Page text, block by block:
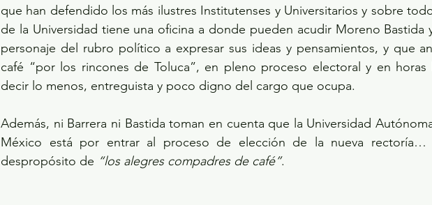
que han defendido los más ilustres Institutenses y Universitarios y sobre
de la Universidad tiene una oficina a donde pueden acudir Moreno Bastida
personaje del rubro político a expresar sus ideas y pensamientos, y que
café “por los rincones de Toluca”, en pleno proceso electoral y en
decir lo menos, entreguista y poco digno del cargo que ocupa.
Además, ni Barrera ni Bastida toman en cuenta que la Universidad
México está por entrar al proceso de elección de la nueva
despropósito de “los alegres compadres de café”.